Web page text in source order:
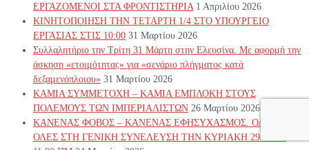
ΕΡΓΑΖΟΜΕΝΟΙ ΣΤΑ ΦΡΟΝΤΙΣΤΗΡΙΑ 1 Απριλίου 2026
ΚΙΝΗΤΟΠΟΙΗΣΗ ΤΗΝ ΤΕΤΑΡΤΗ 1/4 ΣΤΟ ΥΠΟΥΡΓΕΙΟ
ΕΡΓΑΣΙΑΣ ΣΤΙΣ 10:00 31 Μαρτίου 2026
Συλλαλητήριο την Τρίτη 31 Μάρτη στην Ελευσίνα. Με αφορμή την
άσκηση «ετοιμότητας» για «σενάριο πλήγματος κατά
δεξαμενόπλοιου» 31 Μαρτίου 2026
ΚΑΜΙΑ ΣΥΜΜΕΤΟΧΗ – ΚΑΜΙΑ ΕΜΠΛΟΚΗ ΣΤΟΥΣ
ΠΟΛΕΜΟΥΣ ΤΩΝ ΙΜΠΕΡΙΑΛΙΣΤΩΝ 26 Μαρτίου 2026
ΚΑΝΕΝΑΣ ΦΟΒΟΣ – ΚΑΝΕΝΑΣ ΕΦΗΣΥΧΑΣΜΟΣ. ΟΛΟΙ &
ΟΛΕΣ ΣΤΗ ΓΕΝΙΚΗ ΣΥΝΕΛΕΥΣΗ ΤΗΝ ΚΥΡΙΑΚΗ 29/3/26 •